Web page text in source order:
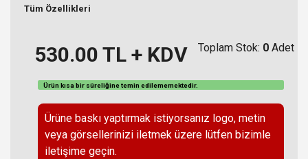
Tüm Özellikleri
530.00 TL + KDV Toplam Stok: 0 Adet
Ürün kısa bir süreliğine temin edilememektedir.
Ürüne baskı yaptırmak istiyorsanız logo, metin
veya görsellerinizi iletmek üzere lütfen bizimle
iletişime geçin.